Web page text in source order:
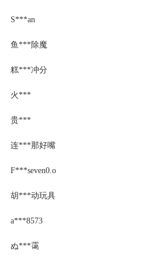
S***an
鱼***除魔
糕***冲分
火***
贵***
连***那好嘴
F***seven0.o
胡***动玩具
a***8573
ぬ***霭